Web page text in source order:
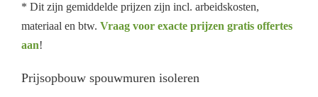
* Dit zijn gemiddelde prijzen zijn incl. arbeidskosten,
materiaal en btw. Vraag voor exacte prijzen gratis offertes
aan!
Prijsopbouw spouwmuren isoleren